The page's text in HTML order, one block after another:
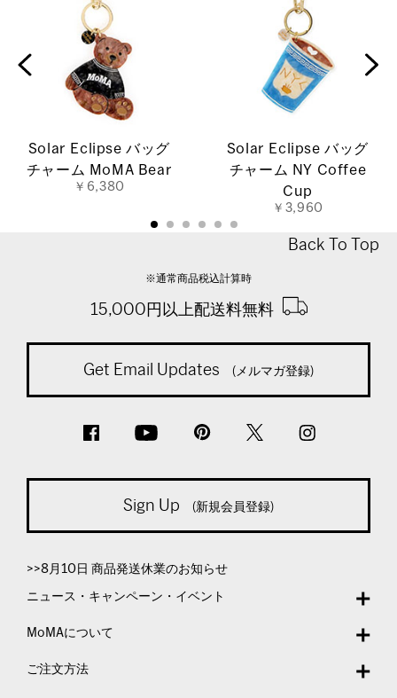
Solar Eclipse バッグ
チャーム MoMA Bear
￥6,380
Solar Eclipse バッグ
チャーム NY Coffee
Cup
￥3,960
Back To Top
※通常商品税込計算時
15,000円以上配送料無料
Get Email Updates (メルマガ登録)
Sign Up (新規会員登録)
>>8月10日 商品発送休業のお知らせ
ニュース・キャンペーン・イベント
MoMAについて
ご注文方法